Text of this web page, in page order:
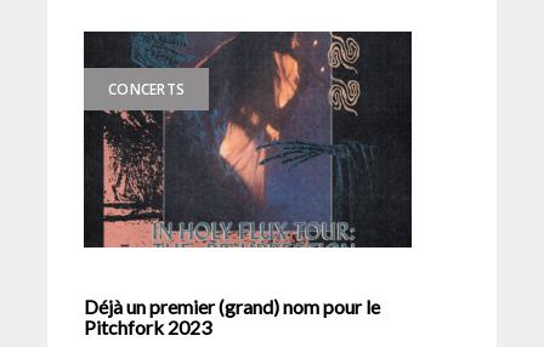
CONCERTS
Déjà un premier (grand) nom pour le
Pitchfork 2023